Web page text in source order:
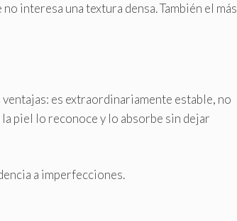
interesa una textura densa. También el más
ventajas: es extraordinariamente estable, no
piel lo reconoce y lo absorbe sin dejar
a imperfecciones.